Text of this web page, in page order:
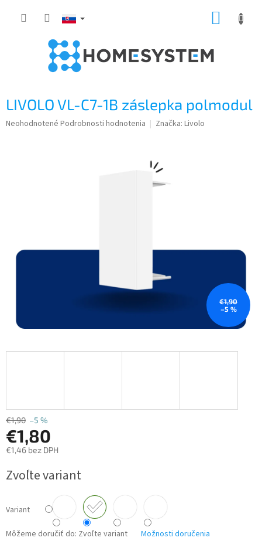
LIVOLO VL-C7-1B záslepka polmodul
Priemerné
Neohodnotené Podrobnosti hodnotenia Značka: Livolo
€1,90
–5 %
€1,90 –5 %
€1,80
€1,46 bez DPH
cena:
Zvoľte variant
Variant
Môžeme doručiť do: Zvoľte variant Možnosti doručenia